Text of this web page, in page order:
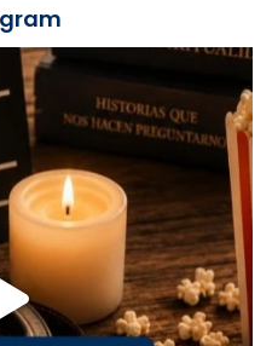
is at Catedral
ha tingut lloc la
en agraïment al
la visita apostòlica
Barcelona, i als